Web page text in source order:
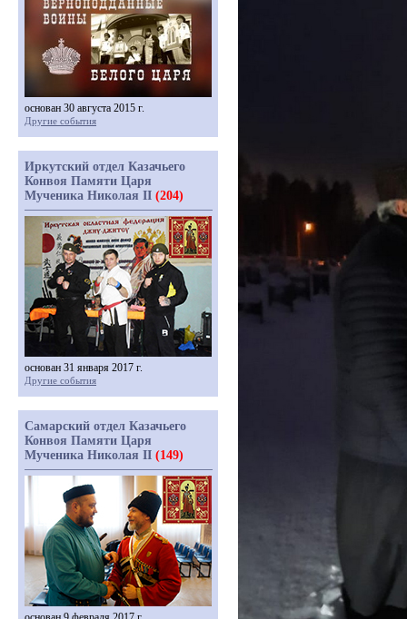
основан 30 августа 2015 г.
Другие события
Иркутский отдел Казачьего
Конвоя Памяти Царя
Мученика Николая II (204)
основан 31 января 2017 г.
Другие события
Самарский отдел Казачьего
Конвоя Памяти Царя
Мученика Николая II (149)